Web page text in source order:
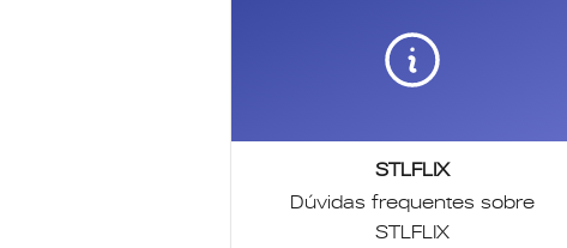
STLFLIX
Dúvidas frequentes sobre
STLFLIX